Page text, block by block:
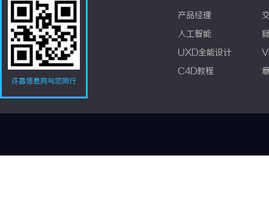
许昌信息网与您同行
产品经理
人工智能
UXD全能设计
C4D教程